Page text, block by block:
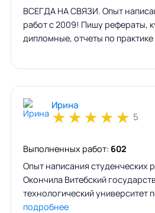
ВСЕГДА НА СВЯЗИ. Опыт
работ с 2009! Пишу рефераты,
дипломные, отчеты по практике
Ирина
★★★★★ 5
Выполненных работ: 602
Опыт написания студенческих
Окончила Витебский
технологический университет
подробнее